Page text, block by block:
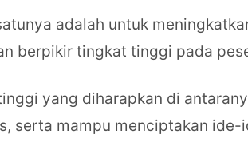
adalah untuk
berpikir tingkat tinggi pada
yang diharapkan di
serta mampu menciptakan ide-